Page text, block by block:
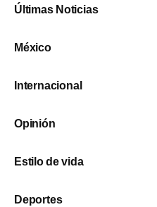
Últimas Noticias
México
Internacional
Opinión
Estilo de vida
Deportes